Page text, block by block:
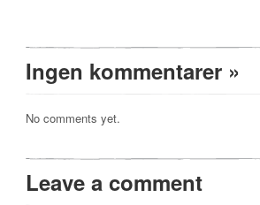
Ingen kommentarer »
No comments yet.
Leave a comment